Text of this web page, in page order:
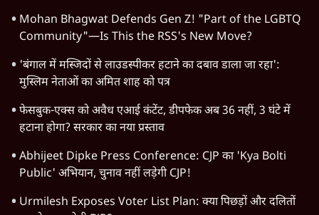
Mohan Bhagwat Defends Gen Z! "Part of the LGBTQ
Community"—Is This the RSS's New Move?
'बंगाल में मस्जिदों से लाउडस्पीकर हटाने का दबाव डाला जा रहा':
मुस्लिम नेताओं का अमित शाह को पत्र
फेसबुक-एक्स को अवैध एआई कंटेंट, डीपफेक अब 36 नहीं, 3 घंटे में
हटाना होगा? सरकार का नया प्रस्ताव
Abhijeet Dipke Press Conference: CJP का 'Kya Bolti
Public' अभियान, चुनाव नहीं लड़ेगी CJP!
Urmilesh Exposes Voter List Plan: क्या पिछड़ों और दलितों